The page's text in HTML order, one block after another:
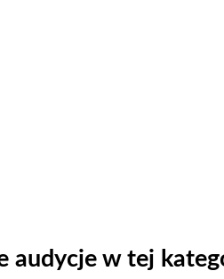
audycje w tej